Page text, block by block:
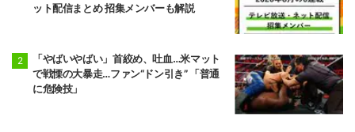
ット配信まとめ 招集メンバーも解説
「やばいやばい」首絞め、吐血…米マット
で戦慄の大暴走…ファン“ドン引き” 「普通
に危険技」